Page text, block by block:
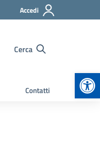
Accedi
Cerca
Contatti